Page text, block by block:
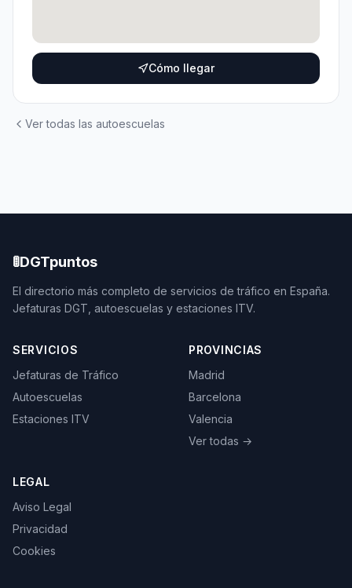
Cómo llegar
Ver todas las autoescuelas
🚦DGTpuntos
El directorio más completo de servicios de tráfico en España.
Jefaturas DGT, autoescuelas y estaciones ITV.
SERVICIOS
Jefaturas de Tráfico
Autoescuelas
Estaciones ITV
PROVINCIAS
Madrid
Barcelona
Valencia
Ver todas →
LEGAL
Aviso Legal
Privacidad
Cookies